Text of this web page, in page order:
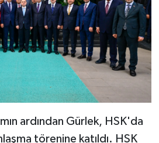
ardından Gürlek, HSK'da
törenine katıldı. HSK